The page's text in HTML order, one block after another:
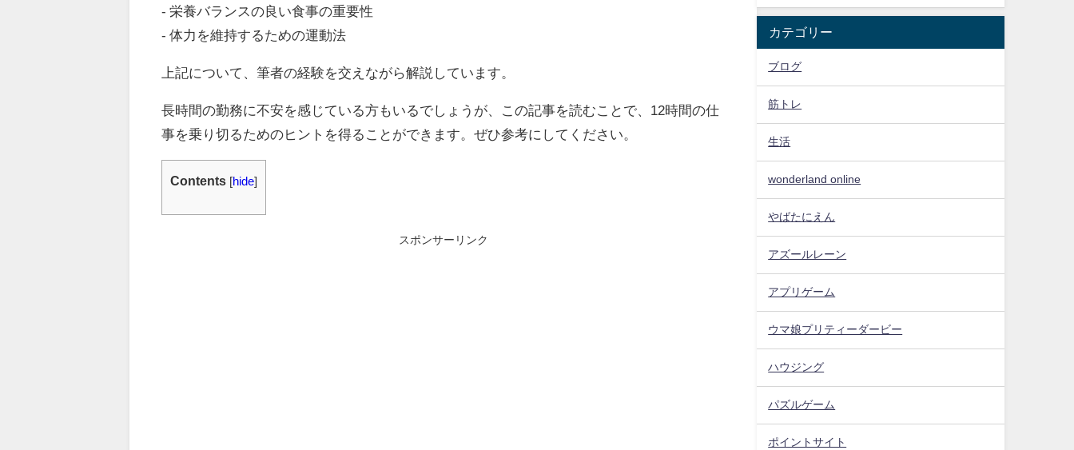
- 栄養バランスの良い食事の重要性
- 体力を維持するための運動法
上記について、筆者の経験を交えながら解説しています。
長時間の勤務に不安を感じている方もいるでしょうが、この記事を読むことで、12時間の仕
事を乗り切るためのヒントを得ることができます。ぜひ参考にしてください。
Contents hide
スポンサーリンク
カテゴリー
ブログ
筋トレ
生活
wonderland online
やばたにえん
アズールレーン
アプリゲーム
ウマ娘プリティーダービー
ハウジング
パズルゲーム
ポイントサイト